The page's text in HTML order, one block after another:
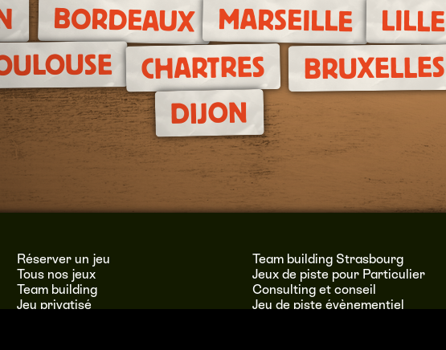
BORDEAUX MARSEILLE LILLE
CHARTRES BRUXELLES
DIJON
Réserver un jeu
Tous nos jeux
Team building
Jeu privatisé
Team building Strasbourg
Jeux de piste pour Particulier
Consulting et conseil
Jeu de piste évènementiel